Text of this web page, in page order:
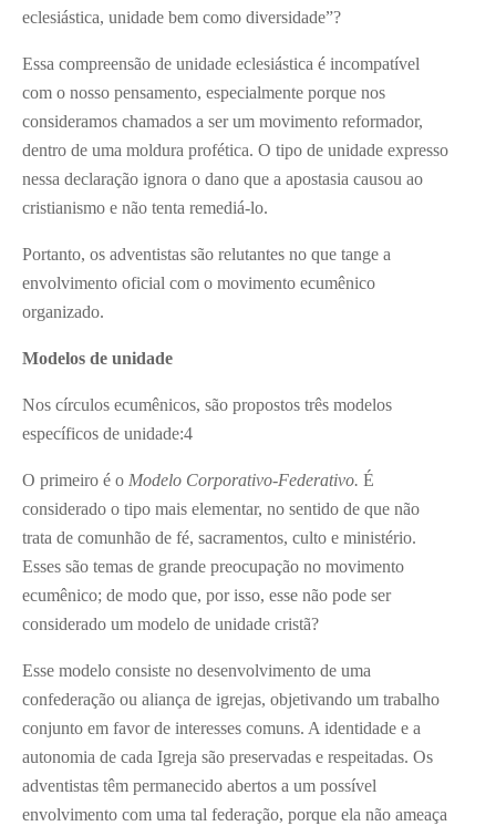
eclesiástica, unidade bem como diversidade”?
Essa compreensão de unidade eclesiástica é incompatível
com o nosso pensamento, especialmente porque nos
consideramos chamados a ser um movimento reformador,
dentro de uma moldura profética. O tipo de unidade expresso
nessa declaração ignora o dano que a apostasia causou ao
cristianismo e não tenta remediá-lo.
Portanto, os adventistas são relutantes no que tange a
envolvimento oficial com o movimento ecumênico
organizado.
Modelos de unidade
Nos círculos ecumênicos, são propostos três modelos
específicos de unidade:4
O primeiro é o Modelo Corporativo-Federativo. É
considerado o tipo mais elementar, no sentido de que não
trata de comunhão de fé, sacramentos, culto e ministério.
Esses são temas de grande preocupação no movimento
ecumênico; de modo que, por isso, esse não pode ser
considerado um modelo de unidade cristã?
Esse modelo consiste no desenvolvimento de uma
confederação ou aliança de igrejas, objetivando um trabalho
conjunto em favor de interesses comuns. A identidade e a
autonomia de cada Igreja são preservadas e respeitadas. Os
adventistas têm permanecido abertos a um possível
envolvimento com uma tal federação, porque ela não ameaça